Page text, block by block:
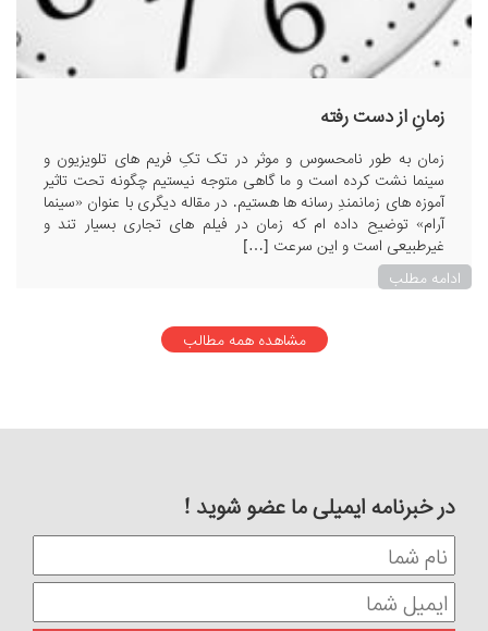
زمانِ از دست رفته
زمان به طور نامحسوس و موثر در تک تکِ فریم های تلویزیون و
سینما نشت کرده است و ما گاهی متوجه نیستیم چگونه تحت تاثیر
آموزه های زمانمندِ رسانه ها هستیم. در مقاله دیگری با عنوان «سینما
آرام» توضیح داده ام که زمان در فیلم های تجاری بسیار تند و
غیرطبیعی است و این سرعت […]
ادامه مطلب
مشاهده همه مطالب
در خبرنامه ایمیلی ما عضو شوید !